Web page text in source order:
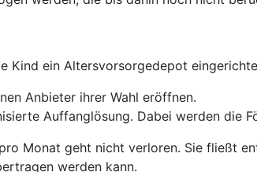
Kind ein Altersvorsorgedepot
Anbieter ihrer Wahl eröffnen.
Auffanglösung. Dabei werden die
Monat geht nicht verloren. Sie fließt
werden kann.